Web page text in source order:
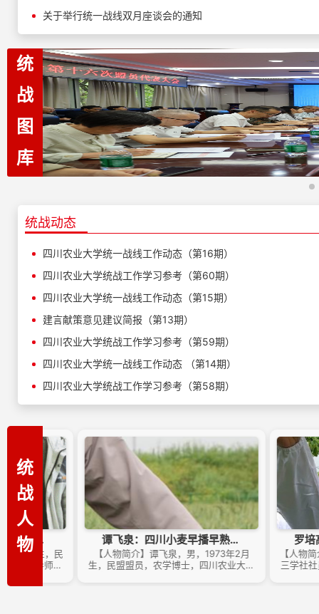
关于举行统一战线双月座谈会的通知
统
战
图
库
统战动态
四川农业大学统一战线工作动态（第16期）
四川农业大学统战工作学习参考（第60期）
四川农业大学统一战线工作动态（第15期）
建言献策意见建议简报（第13期）
四川农业大学统战工作学习参考（第59期）
四川农业大学统一战线工作动态 （第14期）
四川农业大学统战工作学习参考（第58期）
统
战
人
物
谭飞泉：四川小麦早播早熟技术的科研领航者
【人物简介】谭飞泉，男，1973年2月
生，民盟盟员，农学博士，四川农业大学
政协委员，长期致力于小麦遗传改良与高
【人物简介】罗培高，男
三学社社员，理学博士，